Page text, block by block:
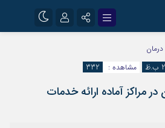
مشاهده : 332
در مراکز آماده ارائه خدمات